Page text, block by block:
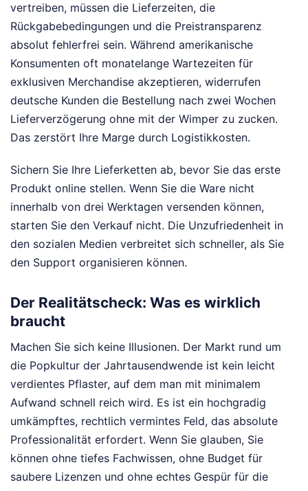
vertreiben, müssen die Lieferzeiten, die
Rückgabebedingungen und die Preistransparenz
absolut fehlerfrei sein. Während amerikanische
Konsumenten oft monatelange Wartezeiten für
exklusiven Merchandise akzeptieren, widerrufen
deutsche Kunden die Bestellung nach zwei Wochen
Lieferverzögerung ohne mit der Wimper zu zucken.
Das zerstört Ihre Marge durch Logistikkosten.
Sichern Sie Ihre Lieferketten ab, bevor Sie das erste
Produkt online stellen. Wenn Sie die Ware nicht
innerhalb von drei Werktagen versenden können,
starten Sie den Verkauf nicht. Die Unzufriedenheit in
den sozialen Medien verbreitet sich schneller, als Sie
den Support organisieren können.
Der Realitätscheck: Was es wirklich
braucht
Machen Sie sich keine Illusionen. Der Markt rund um
die Popkultur der Jahrtausendwende ist kein leicht
verdientes Pflaster, auf dem man mit minimalem
Aufwand schnell reich wird. Es ist ein hochgradig
umkämpftes, rechtlich vermintes Feld, das absolute
Professionalität erfordert. Wenn Sie glauben, Sie
können ohne tiefes Fachwissen, ohne Budget für
saubere Lizenzen und ohne echtes Gespür für die